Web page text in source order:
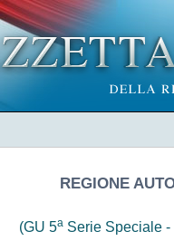
REGIONE
(GU 5a Serie Speciale